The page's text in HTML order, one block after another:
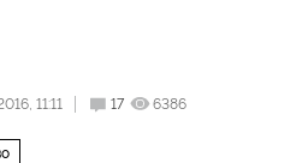
11:11 17 6386